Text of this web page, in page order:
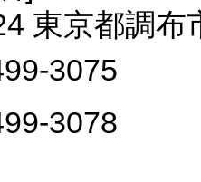
東京都調布
3075
3078